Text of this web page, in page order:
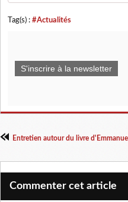
Tag(s) : #Actualités
S'inscrire à la newsletter
Commenter cet article